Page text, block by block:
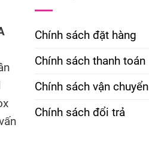
Chính sách đặt hàng
Chính sách thanh toán
Chính sách vận chuyển
Chính sách đổi trả